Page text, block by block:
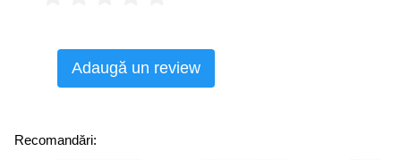
Adaugă un review
Recomandări: